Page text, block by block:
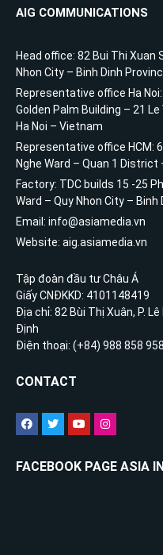
AIG COMMUNICATIONS
Head office: 82 Bui Thi Xuan
Nhon City – Binh Dinh
Representative office Ha
Golden Palm Building – 21
Ha Noi – Vietnam
Representative office HCM:
Nghe Ward – Quan 1
Factory: TDC builds 15 -25
Ward – Quy Nhon City –
Email: info@asiamedia.vn
Website: aig.asiamedia.vn
Tập đoàn đầu tư Châu Á
Giấy CNĐKKD: 4101148419
Địa chỉ: 82 Bùi Thị Xuân, P.
Định
Điện thoại: (+84) 988 858 958
CONTACT
FACEBOOK PAGE ASIA